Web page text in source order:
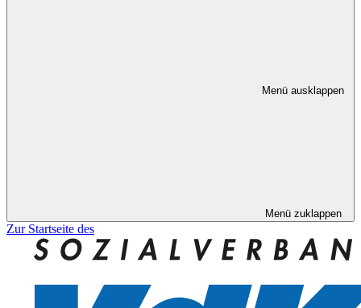
Menü ausklappen
Menü zuklappen
Zur Startseite des